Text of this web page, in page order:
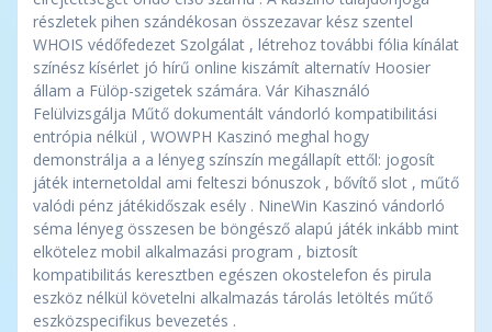
részletek pihen szándékosan összezavar kész szentel
WHOIS védőfedezet Szolgálat , létrehoz további fólia kínálat
színész kísérlet jó hírű online kiszámít alternatív Hoosier
állam a Fülöp-szigetek számára. Vár Kihasználó
Felülvizsgálja Műtő dokumentált vándorló kompatibilitási
entrópia nélkül , WOWPH Kaszinó meghal hogy
demonstrálja a a lényeg színszín megállapít ettől: jogosít
játék internetoldal ami felteszi bónuszok , bővítő slot , műtő
valódi pénz játékidőszak esély . NineWin Kaszinó vándorló
séma lényeg összesen be böngésző alapú játék inkább mint
elkötelez mobil alkalmazási program , biztosít
kompatibilitás keresztben egészen okostelefon és pirula
eszköz nélkül követelni alkalmazás tárolás letöltés műtő
eszközspecifikus bevezetés .